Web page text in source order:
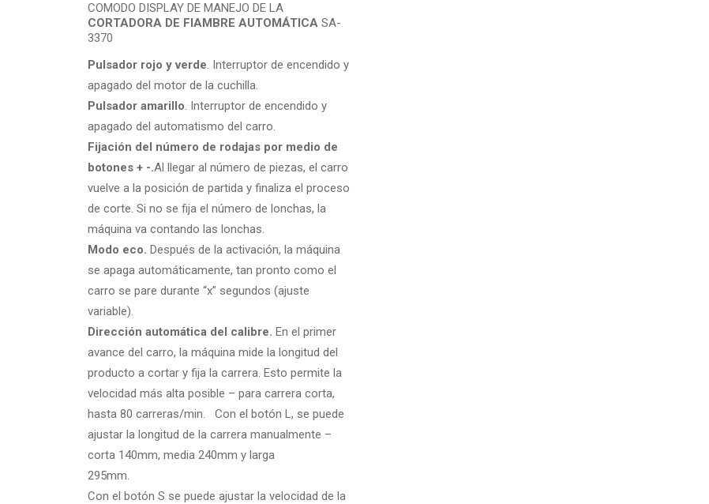
COMODO DISPLAY DE MANEJO DE LA
CORTADORA DE FIAMBRE AUTOMÁTICA SA-
3370
Pulsador rojo y verde. Interruptor de encendido y
apagado del motor de la cuchilla.
Pulsador amarillo. Interruptor de encendido y
apagado del automatismo del carro.
Fijación del número de rodajas por medio de
botones + -.Al llegar al número de piezas, el carro
vuelve a la posición de partida y finaliza el proceso
de corte. Si no se fija el número de lonchas, la
máquina va contando las lonchas.
Modo eco. Después de la activación, la máquina
se apaga automáticamente, tan pronto como el
carro se pare durante “x” segundos (ajuste
variable).
Dirección automática del calibre. En el primer
avance del carro, la máquina mide la longitud del
producto a cortar y fija la carrera. Esto permite la
velocidad más alta posible – para carrera corta,
hasta 80 carreras/min. Con el botón L, se puede
ajustar la longitud de la carrera manualmente –
corta 140mm, media 240mm y larga
Con el botón S se puede ajustar la velocidad de la